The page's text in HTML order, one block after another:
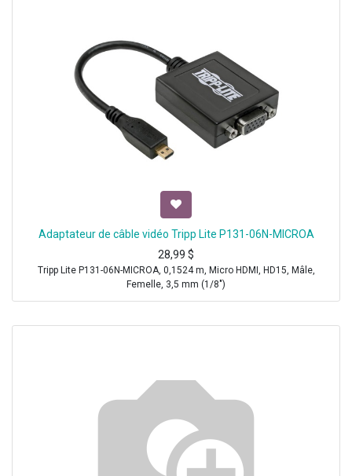
Adaptateur de câble vidéo Tripp Lite P131-06N-MICROA
28,99 $
Tripp Lite P131-06N-MICROA, 0,1524 m, Micro HDMI, HD15, Mâle,
Femelle, 3,5 mm (1/8")